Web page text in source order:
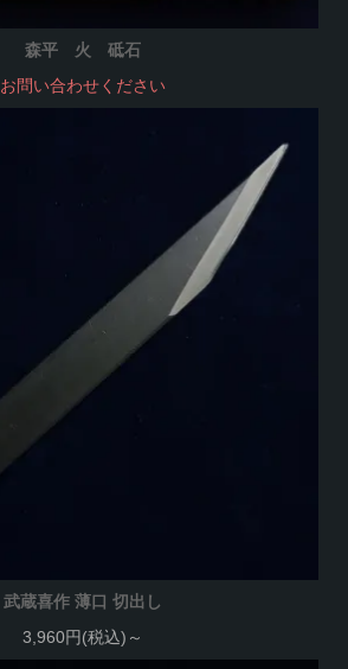
森平 火 砥石
お問い合わせください
武蔵喜作 薄口 切出し
3,960円(税込)～